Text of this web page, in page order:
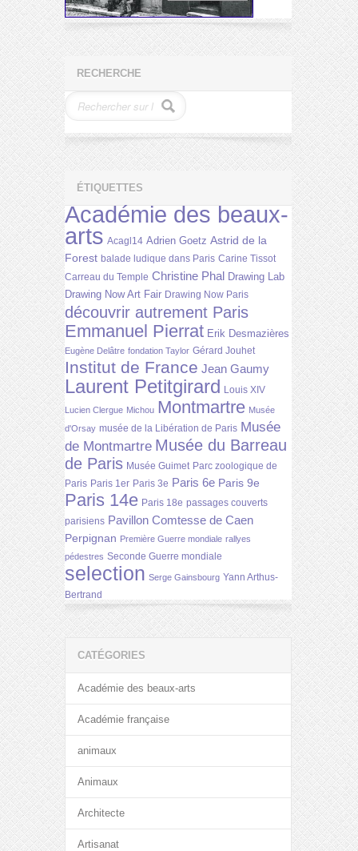
RECHERCHE
ÉTIQUETTES
Académie des beaux-
arts Acagl14 Adrien Goetz Astrid de la
Forest balade ludique dans Paris Carine Tissot
Carreau du Temple Christine Phal Drawing Lab
Drawing Now Art Fair Drawing Now Paris
découvrir autrement Paris
Emmanuel Pierrat Erik Desmazières
Eugène Delâtre fondation Taylor Gérard Jouhet
Institut de France Jean Gaumy
Laurent Petitgirard Louis XIV
Lucien Clergue Michou Montmartre Musée
d'Orsay musée de la Libération de Paris Musée
de Montmartre Musée du Barreau
de Paris Musée Guimet Parc zoologique de
Paris Paris 1er Paris 3e Paris 6e Paris 9e
Paris 14e Paris 18e passages couverts
parisiens Pavillon Comtesse de Caen
Perpignan Première Guerre mondiale rallyes
pédestres Seconde Guerre mondiale
selection Serge Gainsbourg Yann Arthus-
Bertrand
CATÉGORIES
Académie des beaux-arts
Académie française
animaux
Animaux
Architecte
Artisanat